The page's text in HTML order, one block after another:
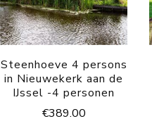
Steenhoeve 4 persons
in Nieuwekerk aan de
IJssel -4 personen
€389.00